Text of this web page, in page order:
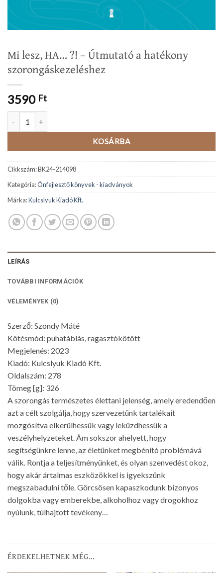
Mi lesz, HA… ?! – Útmutató a hatékony
szorongáskezeléshez
3590 Ft
KOSÁRBA
Cikkszám:BK24-214098
Kategória:Önfejlesztő könyvek - kiadványok
Márka:Kulcslyuk Kiadó Kft.
LEÍRÁS
TOVÁBBI INFORMÁCIÓK
VÉLEMÉNYEK (0)
Szerző: Szondy Máté
Kötésmód: puhatáblás, ragasztókötött
Megjelenés: 2023
Kiadó: Kulcslyuk Kiadó Kft.
Oldalszám: 278
Tömeg [g]: 326
A szorongás természetes élettani jelenség, amely eredendően
azt a célt szolgálja, hogy szervezetünk tartalékait
mozgósítva elkerülhessük vagy leküzdhessük a
veszélyhelyzeteket. Ám sokszor ahelyett, hogy
segítségünkre lenne, az életünket megbénító problémává
válik. Rontja a teljesítményünket, és olyan szenvedést okoz,
hogy akár ártalmas eszközökkel is igyekszünk
megszabadulni tőle. Görcsösen kapaszkodunk bizonyos
dolgokba vagy emberekbe, alkoholhoz vagy drogokhoz
nyúlunk, túlhajtott tevékeny…
ÉRDEKELHETNEK MÉG…